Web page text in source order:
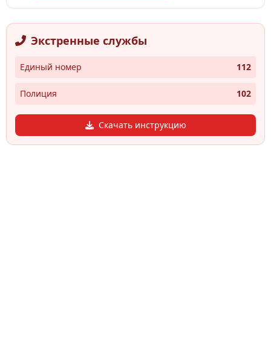
Экстренные службы
Единый номер 112
Полиция 102
Скачать инструкцию